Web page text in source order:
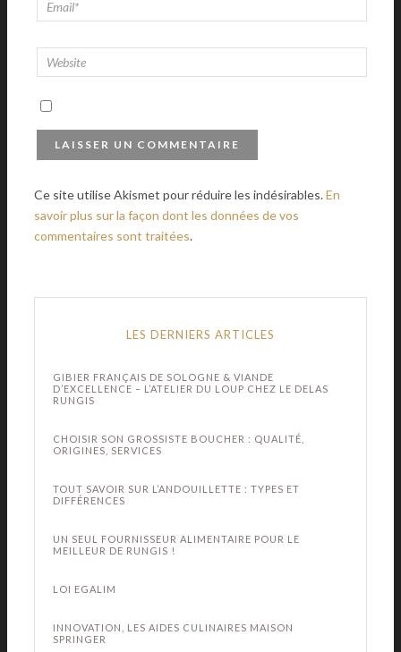
Ce site utilise Akismet pour réduire les indésirables.En
savoir plus sur la façon dont les données de vos
commentaires sont traitées.
LES DERNIERS ARTICLES
GIBIER FRANÇAIS DE SOLOGNE & VIANDE
D’EXCELLENCE – L’ATELIER DU LOUP CHEZ LE DELAS
RUNGIS
CHOISIR SON GROSSISTE BOUCHER : QUALITÉ,
ORIGINES, SERVICES
TOUT SAVOIR SUR L’ANDOUILLETTE : TYPES ET
DIFFÉRENCES
UN SEUL FOURNISSEUR ALIMENTAIRE POUR LE
MEILLEUR DE RUNGIS !
LOI EGALIM
INNOVATION, LES AIDES CULINAIRES MAISON
SPRINGER